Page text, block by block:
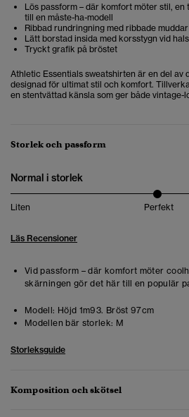
Lös passform – där komfort möter stil,
till en måste-ha-modell
Ribbad rundringning med ribbade
Lätt borstad insida med korsstygn vid
Tryckt grafik på bröstet
Athletic Essentials sweatshirten är en del av
designad för ultimat stil och komfort.
en stentvättad känsla som ger både vintage-
Storlek och passform
Normal i storlek
Liten Perfekt
Läs Recensioner
Vid passform – där komfort möter
skärningen gör det här till en populär
Modell: Höjd 1m93. Bröst 97cm
Modellen bär storlek: M
Storleksguide
Komposition och skötsel